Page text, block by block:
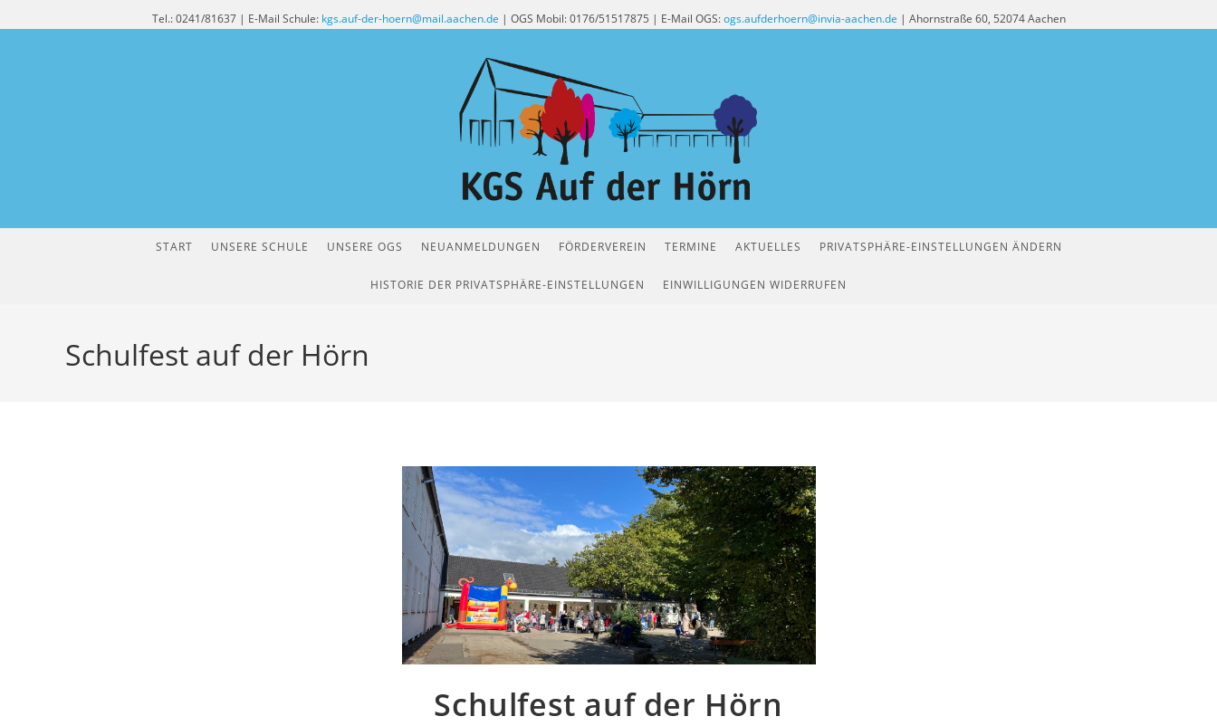
Inhalt
Tel.: 0241/81637 | E-Mail Schule: kgs.auf-der-hoern@mail.aachen.de | OGS Mobil: 0176/51517875 | E-Mail OGS:ogs.aufderhoern@invia-aachen.de | Ahornstraße 60, 52074 Aachen
START UNSERE SCHULE UNSERE OGS NEUANMELDUNGEN FÖRDERVEREIN TERMINE AKTUELLES PRIVATSPHÄRE-EINSTELLUNGEN ÄNDERN
HISTORIE DER PRIVATSPHÄRE-EINSTELLUNGEN EINWILLIGUNGEN WIDERRUFEN
Schulfest auf der Hörn
Schulfest auf der Hörn